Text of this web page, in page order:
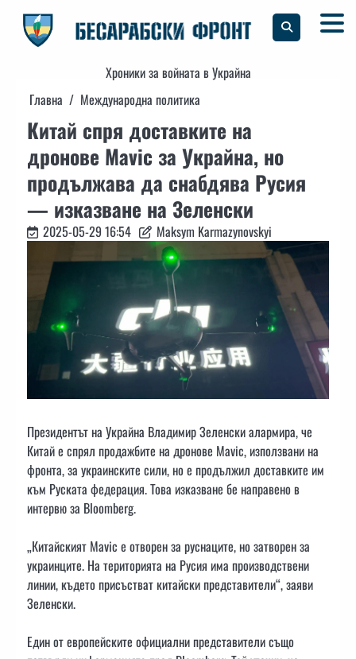
content
Хроники за войната в Украйна
Главна
Международна политика
Китай спря доставките на
дронове Mavic за Украйна, но
продължава да снабдява Русия
— изказване на Зеленски
2025-05-29 16:54 Maksym Karmazynovskyi
Президентът на Украйна Владимир Зеленски алармира, че
Китай е спрял продажбите на дронове Mavic, използвани на
фронта, за украинските сили, но е продължил доставките им
към Руската федерация. Това изказване бе направено в
интервю за Bloomberg.
„Китайският Mavic е отворен за руснаците, но затворен за
украинците. На територията на Русия има производствени
линии, където присъстват китайски представители“, заяви
Зеленски.
Един от европейските официални представители също